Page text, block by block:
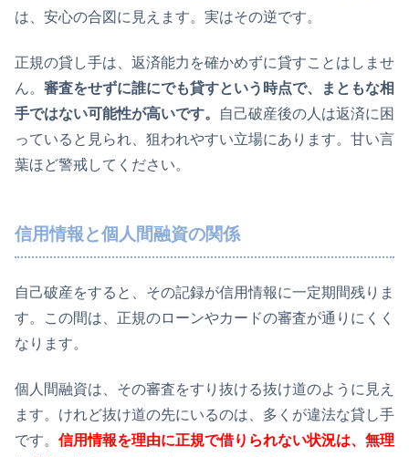
は、安心の合図に見えます。実はその逆です。
正規の貸し手は、返済能力を確かめずに貸すことはしませ
ん。 審査をせずに誰にでも貸すという時点で、まともな相
手ではない可能性が高いです。
自己破産後の人は返済に困
っていると見られ、狙われやすい立場にあります。甘い言
葉ほど警戒してください。
信用情報と個人間融資の関係
自己破産をすると、その記録が信用情報に一定期間残りま
す。この間は、正規のローンやカードの審査が通りにくく
なります。
個人間融資は、その審査をすり抜ける抜け道のように見え
ます。けれど抜け道の先にいるのは、多くが違法な貸し手
です。 信用情報を理由に正規で借りられない状況は、無理